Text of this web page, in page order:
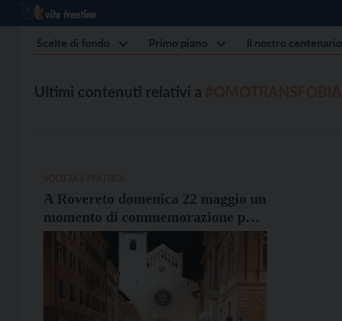
Scelte di fondo Primo piano Il nostro centenario
Ultimi contenuti relativi a
A Rovereto domenica 22 maggio un
momento di commemorazione per
le vittime di omo-lesbo-bi-